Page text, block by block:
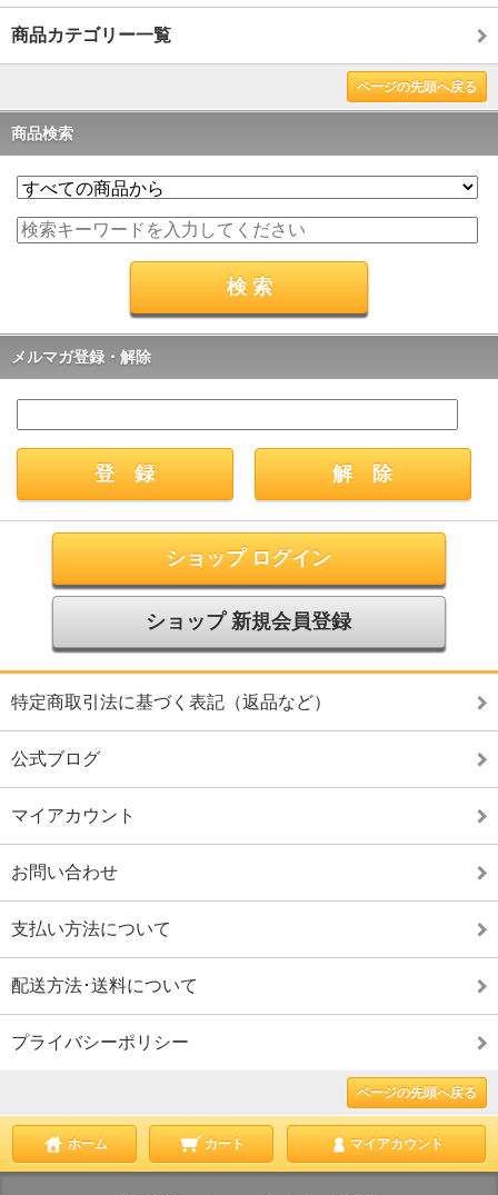
商品カテゴリー一覧
ページの先頭へ戻る
商品検索
メルマガ登録・解除
ショップ ログイン
ショップ 新規会員登録
特定商取引法に基づく表記（返品など）
公式ブログ
マイアカウント
お問い合わせ
支払い方法について
配送方法･送料について
プライバシーポリシー
ページの先頭へ戻る
ホーム カート マイアカウント